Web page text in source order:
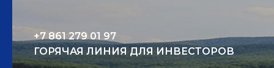
+7 861 279 01 97
ГОРЯЧАЯ ЛИНИЯ ДЛЯ ИНВЕСТОРОВ